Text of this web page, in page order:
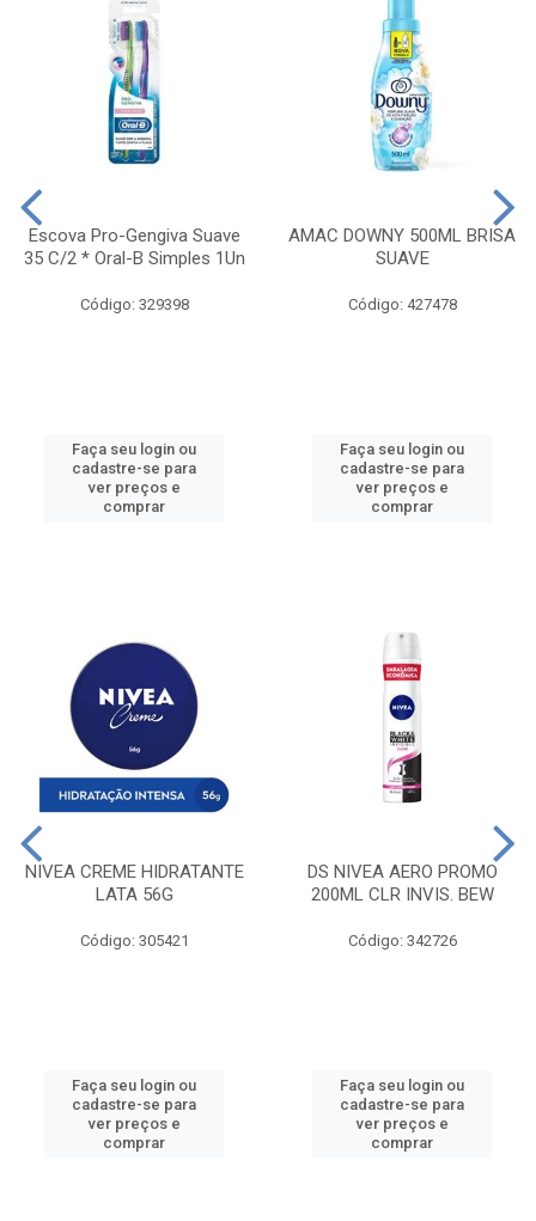
Escova Pro-Gengiva Suave
35 C/2 * Oral-B Simples 1Un
Código: 329398
Faça seu login ou
cadastre-se para
ver preços e
comprar
AMAC DOWNY 500ML BRISA
SUAVE
Código: 427478
Faça seu login ou
cadastre-se para
ver preços e
comprar
NIVEA CREME HIDRATANTE
LATA 56G
Código: 305421
Faça seu login ou
cadastre-se para
ver preços e
comprar
DS NIVEA AERO PROMO
200ML CLR INVIS. BEW
Código: 342726
Faça seu login ou
cadastre-se para
ver preços e
comprar